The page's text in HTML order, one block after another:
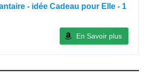
- idée Cadeau pour Elle - 1
En Savoir plus